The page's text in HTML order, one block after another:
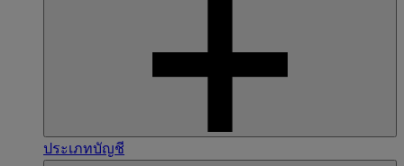
ประเภทบัญชี